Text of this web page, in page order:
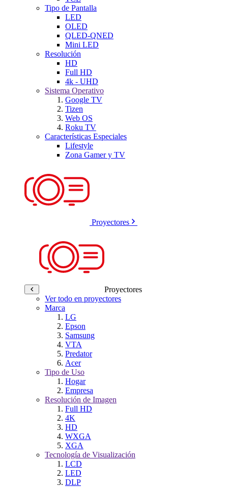
Tipo de Pantalla
LED
OLED
QLED-QNED
Mini LED
Resolución
HD
Full HD
4k - UHD
Sistema Operativo
Google TV
Tizen
Web OS
Roku TV
Características Especiales
Lifestyle
Zona Gamer y TV
Proyectores
Proyectores
Ver todo en proyectores
Marca
LG
Epson
Samsung
VTA
Predator
Acer
Tipo de Uso
Hogar
Empresa
Resolución de Imagen
Full HD
4K
HD
WXGA
XGA
Tecnología de Visualización
LCD
LED
DLP